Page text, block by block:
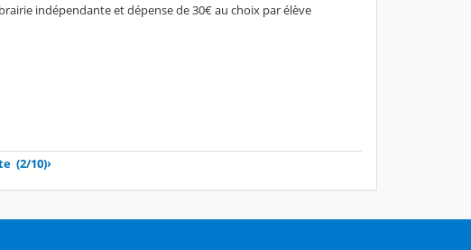
indépendante et dépense de 30€ au choix par élève
(2/10)›